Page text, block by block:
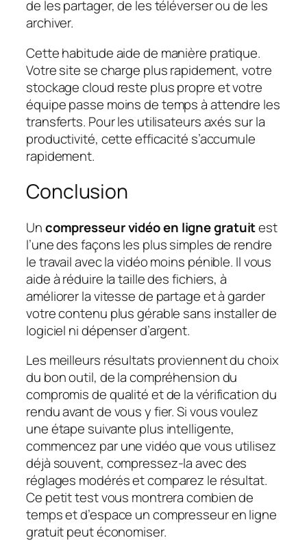
de les partager, de les téléverser ou de les
archiver.
Cette habitude aide de manière pratique.
Votre site se charge plus rapidement, votre
stockage cloud reste plus propre et votre
équipe passe moins de temps à attendre les
transferts. Pour les utilisateurs axés sur la
productivité, cette efficacité s’accumule
rapidement.
Conclusion
Uncompresseur vidéo en ligne gratuitest
l’une des façons les plus simples de rendre
le travail avec la vidéo moins pénible. Il vous
aide à réduire la taille des fichiers, à
améliorer la vitesse de partage et à garder
votre contenu plus gérable sans installer de
logiciel ni dépenser d’argent.
Les meilleurs résultats proviennent du choix
du bon outil, de la compréhension du
compromis de qualité et de la vérification du
rendu avant de vous y fier. Si vous voulez
une étape suivante plus intelligente,
commencez par une vidéo que vous utilisez
déjà souvent, compressez-la avec des
réglages modérés et comparez le résultat.
Ce petit test vous montrera combien de
temps et d’espace un compresseur en ligne
gratuit peut économiser.